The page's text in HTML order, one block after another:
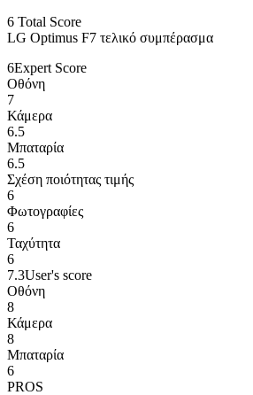
6 Total Score
LG Optimus F7 τελικό συμπέρασμα
6Expert Score
Οθόνη
7
Κάμερα
6.5
Μπαταρία
6.5
Σχέση ποιότητας τιμής
6
Φωτογραφίες
6
Ταχύτητα
6
7.3User's score
Οθόνη
8
Κάμερα
8
Μπαταρία
6
PROS